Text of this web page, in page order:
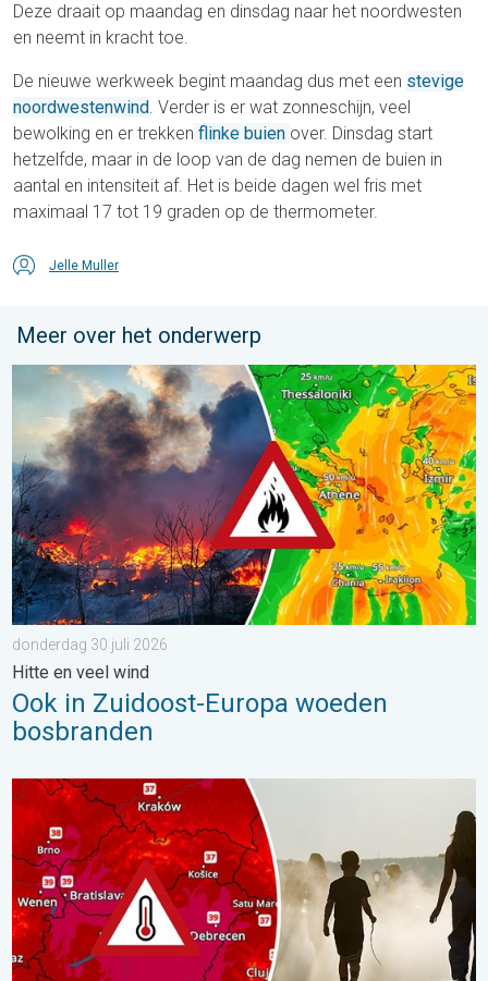
Deze draait op maandag en dinsdag naar het noordwesten
en neemt in kracht toe.
De nieuwe werkweek begint maandag dus met een stevige
noordwestenwind. Verder is er wat zonneschijn, veel
bewolking en er trekken flinke buien over. Dinsdag start
hetzelfde, maar in de loop van de dag nemen de buien in
aantal en intensiteit af. Het is beide dagen wel fris met
maximaal 17 tot 19 graden op de thermometer.
Jelle Muller
Meer over het onderwerp
Ook in Zuidoost-Europa woeden bosbranden. Hitte en veel
donderdag 30 juli 2026
Hitte en veel wind
Ook in Zuidoost-Europa woeden
bosbranden
Extreme hitte in Oost-Europa. Tot ruim 40 graden. . . dinsdag